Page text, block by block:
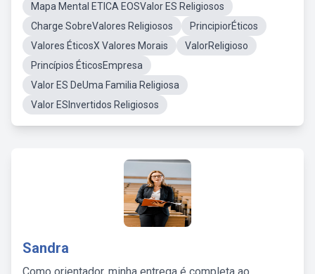
Mapa Mental ETICA EOSValor ES Religiosos
Charge SobreValores Religiosos
PrincipiorÉticos
Valores ÉticosX Valores Morais
ValorReligioso
Princípios ÉticosEmpresa
Valor ES DeUma Familia Religiosa
Valor ESInvertidos Religiosos
Sandra